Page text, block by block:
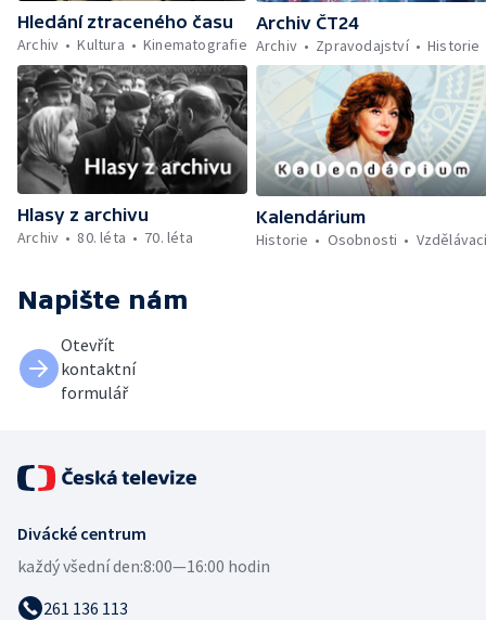
Hledání ztraceného času
Archiv
Kultura Kinematografie
Archiv ČT24
Archiv
Zpravodajství Historie
Hlasy z archivu
Archiv
80. léta 70. léta
Kalendárium
Historie
Osobnosti
Napište nám
Otevřít
kontaktní
formulář
Divácké centrum
každý všední den:8:00—16:00 hodin
261 136 113